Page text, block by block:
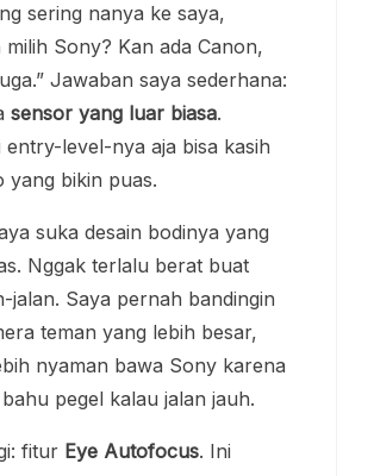
sering nanya ke saya,
milih Sony? Kan ada Canon,
Jawaban saya sederhana:
sensor yang luar biasa.
entry-level-nya aja bisa kasih
yang bikin puas.
suka desain bodinya yang
Nggak terlalu berat buat
jalan. Saya pernah bandingin
teman yang lebih besar,
nyaman bawa Sony karena
pegel kalau jalan jauh.
fitur Eye Autofocus. Ini